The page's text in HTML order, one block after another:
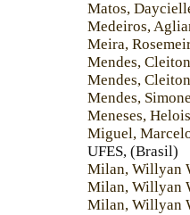
Matos,
Medeiros,
Meira,
Mendes,
Mendes,
Mendes,
Meneses,
Miguel,
UFES, (Brasil)
Milan, Willyan
Milan, Willyan
Milan, Willyan